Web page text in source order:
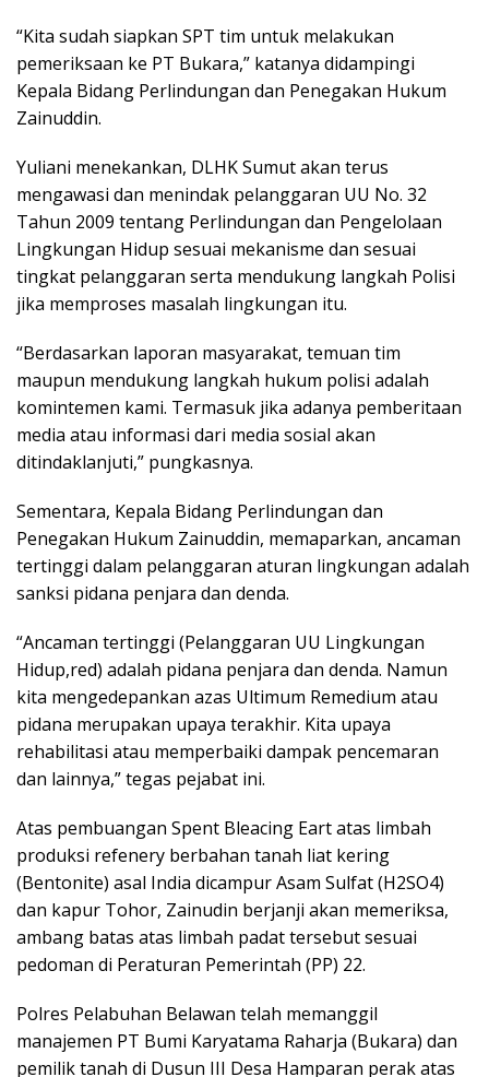
“Kita sudah siapkan SPT tim untuk melakukan
pemeriksaan ke PT Bukara,” katanya didampingi
Kepala Bidang Perlindungan dan Penegakan Hukum
Zainuddin.
Yuliani menekankan, DLHK Sumut akan terus
mengawasi dan menindak pelanggaran UU No. 32
Tahun 2009 tentang Perlindungan dan Pengelolaan
Lingkungan Hidup sesuai mekanisme dan sesuai
tingkat pelanggaran serta mendukung langkah Polisi
jika memproses masalah lingkungan itu.
“Berdasarkan laporan masyarakat, temuan tim
maupun mendukung langkah hukum polisi adalah
komintemen kami. Termasuk jika adanya pemberitaan
media atau informasi dari media sosial akan
ditindaklanjuti,” pungkasnya.
Sementara, Kepala Bidang Perlindungan dan
Penegakan Hukum Zainuddin, memaparkan, ancaman
tertinggi dalam pelanggaran aturan lingkungan adalah
sanksi pidana penjara dan denda.
“Ancaman tertinggi (Pelanggaran UU Lingkungan
Hidup,red) adalah pidana penjara dan denda. Namun
kita mengedepankan azas Ultimum Remedium atau
pidana merupakan upaya terakhir. Kita upaya
rehabilitasi atau memperbaiki dampak pencemaran
dan lainnya,” tegas pejabat ini.
Atas pembuangan Spent Bleacing Eart atas limbah
produksi refenery berbahan tanah liat kering
(Bentonite) asal India dicampur Asam Sulfat (H2SO4)
dan kapur Tohor, Zainudin berjanji akan memeriksa,
ambang batas atas limbah padat tersebut sesuai
pedoman di Peraturan Pemerintah (PP) 22.
Polres Pelabuhan Belawan telah memanggil
manajemen PT Bumi Karyatama Raharja (Bukara) dan
pemilik tanah di Dusun III Desa Hamparan perak atas